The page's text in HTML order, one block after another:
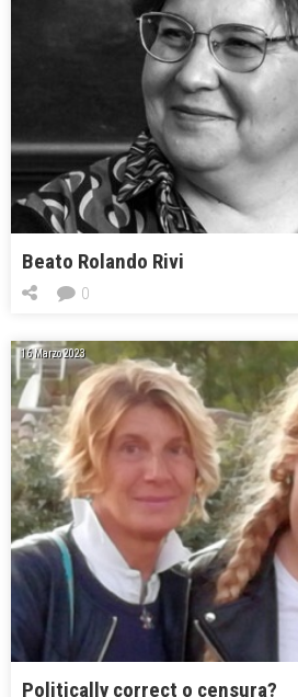
Beato Rolando Rivi
0
16 Marzo 2023
Politically correct o censura?